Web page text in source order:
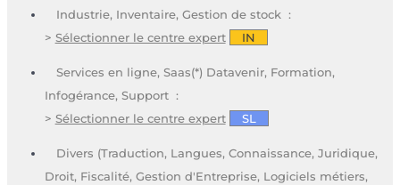
Industrie, Inventaire, Gestion de stock :
> Sélectionner le centre expert IN
Services en ligne, Saas(*) Datavenir, Formation,
Infogérance, Support :
> Sélectionner le centre expert SL
Divers (Traduction, Langues, Connaissance, Juridique,
Droit, Fiscalité, Gestion d'Entreprise, Logiciels métiers,